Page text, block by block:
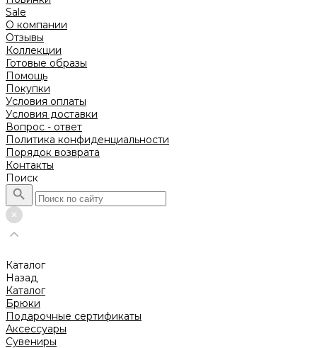
Sale
О компании
Отзывы
Коллекции
Готовые образы
Помощь
Покупки
Условия оплаты
Условия доставки
Вопрос - ответ
Политика конфиденциальности
Порядок возврата
Контакты
Поиск
Каталог
Назад
Каталог
Брюки
Подарочные сертификаты
Аксессуары
Сувениры